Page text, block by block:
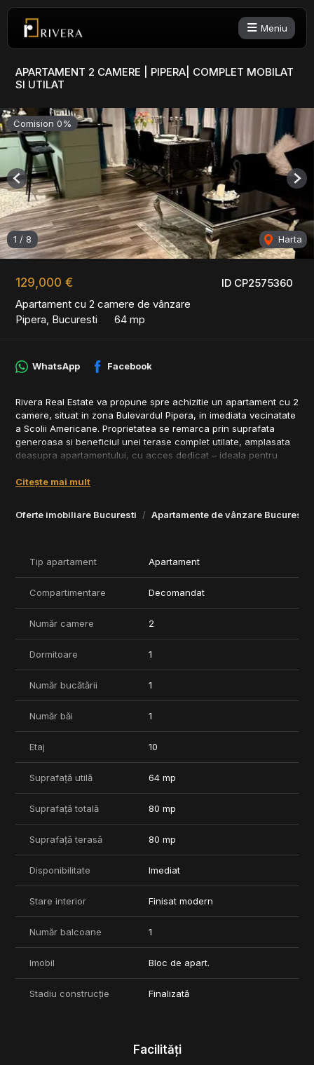
Meniu
APARTAMENT 2 CAMERE | PIPERA| COMPLET MOBILAT
SI UTILAT
ID CP2575360
129,000 €
Apartament cu 2 camere de vânzare
Pipera, Bucuresti
64 mp
Comision 0%
1 / 8 Harta
Previous
Oferte imobiliare Bucuresti Apartamente de vânzare Bucuresti
WhatsApp Facebook
Rivera Real Estate va propune spre achizitie un apartament cu 2
camere, situat in zona Bulevardul Pipera, in imediata vecinatate
a Scolii Americane. Proprietatea se remarca prin suprafata
generoasa si beneficiul unei terase complet utilate, amplasata
deasupra apartamentului, cu acces dedicat – ideala pentru
Terasa spatioasa si complet utilata, situata pe acoperisul
Pozitionare excelenta, intr-o zona linistita, cu acces rapid catre
Pentru detalii suplimentare si programarea unei vizionari, va
stam la dispozitie.
Citește mai mult
Tip apartament Apartament
Compartimentare Decomandat
Număr camere 2
Dormitoare 1
Număr bucătării 1
Număr băi 1
Etaj 10
Suprafață utilă 64 mp
Suprafață totală 80 mp
Suprafață terasă 80 mp
Disponibilitate Imediat
Stare interior Finisat modern
Număr balcoane 1
Imobil Bloc de apart.
Stadiu construcție Finalizată
Facilități